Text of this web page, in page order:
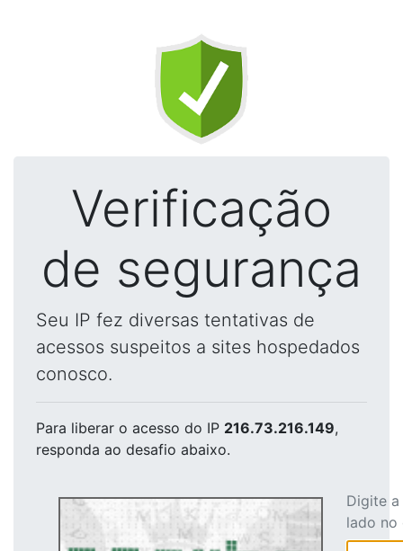
Verificação
de segurança
Seu IP fez diversas tentativas de
acessos suspeitos a sites hospedados
conosco.
Para liberar o acesso do IP 216.73.216.149,
responda ao desafio abaixo.
Digite
lado no